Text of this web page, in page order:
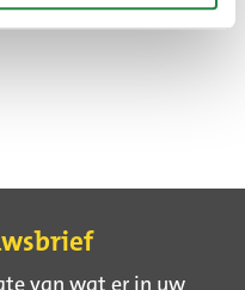
van wat er in uw